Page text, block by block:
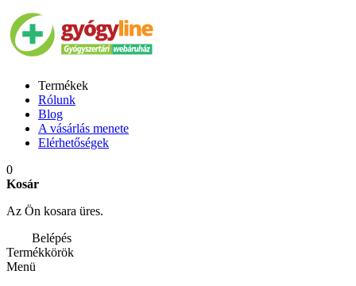
Termékek
Rólunk
Blog
A vásárlás menete
Elérhetőségek
0
Kosár
Az Ön kosara üres.
Belépés
Termékkörök
Menü